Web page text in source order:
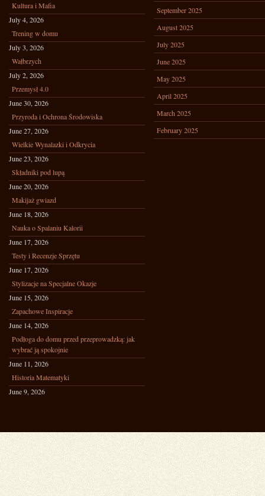
Kultura i Mafia
July 4, 2026
Trening w domu
July 3, 2026
Wałbrzych
July 2, 2026
Przemysł 4.0
June 30, 2026
Przyroda i Ochrona Środowiska
June 27, 2026
Wielkie Wynalazki i Odkrycia
June 23, 2026
Składniki pod lupą
June 20, 2026
Makijaż gwiazd
June 18, 2026
Nauka o Spalaniu Kalorii
June 17, 2026
Testy i Recenzje Sprzętu
June 17, 2026
Stylizacje na Specjalne Okazje
June 15, 2026
Zapachowe Inspiracje
June 14, 2026
Podłoga do domu przed przeprowadzką: jak
wybrać ją spokojnie
June 11, 2026
Historia Matematyki
June 9, 2026
September 2025
August 2025
July 2025
June 2025
May 2025
April 2025
March 2025
February 2025